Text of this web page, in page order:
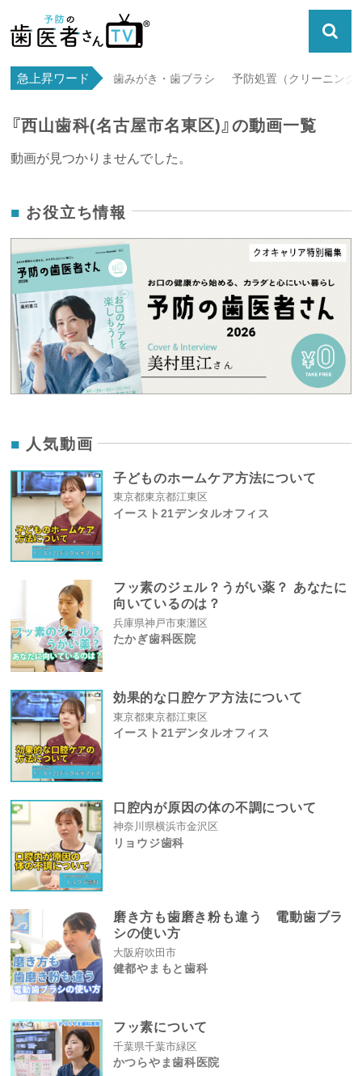
急上昇ワード 歯みがき・歯ブラシ 予防処置（クリーニング
『西山歯科(名古屋市名東区)』の動画一覧
動画が見つかりませんでした。
お役立ち情報
人気動画
子どものホームケア方法について
東京都東京都江東区
イースト21デンタルオフィス
フッ素のジェル？うがい薬？ あなたに
向いているのは？
兵庫県神戸市東灘区
たかぎ歯科医院
効果的な口腔ケア方法について
東京都東京都江東区
イースト21デンタルオフィス
口腔内が原因の体の不調について
神奈川県横浜市金沢区
リョウジ歯科
磨き方も歯磨き粉も違う 電動歯ブラ
シの使い方
大阪府吹田市
健都やまもと歯科
フッ素について
千葉県千葉市緑区
かつらやま歯科医院